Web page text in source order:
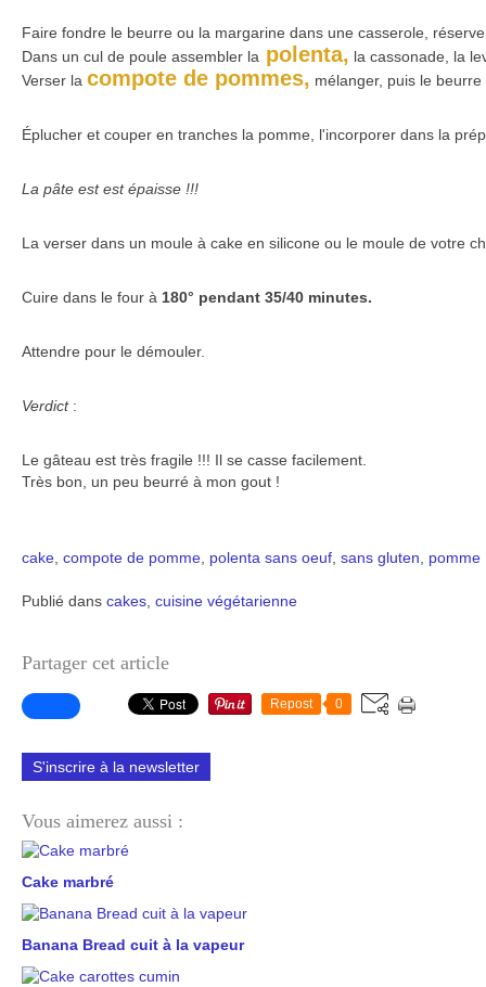
Faire fondre le beurre ou la margarine dans une casserole,
Dans un cul de poule assembler la polenta, la cassonade, la
Verser la compote de pommes, mélanger, puis le beurre
Éplucher et couper en tranches la pomme, l'incorporer dans la
La pâte est est épaisse !!!
La verser dans un moule à cake en silicone ou le moule de votre
Cuire dans le four à 180° pendant 35/40 minutes.
Attendre pour le démouler.
Verdict:
Le gâteau est très fragile !!! Il se casse facilement.
Très bon, un peu beurré à mon gout !
cake compote de pomme polenta sans oeuf sans gluten pomme
Publié dans cakes cuisine végétarienne
Partager cet article
Repost 0
S'inscrire à la newsletter
Vous aimerez aussi :
Cake marbré
Banana Bread cuit à la vapeur